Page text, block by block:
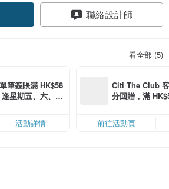
聯絡設計師
看全部 (5)
筆簽賬滿 HK$58
星期五、六、日
活動詳情
Citi The Club
分回贈，滿
前往活動頁